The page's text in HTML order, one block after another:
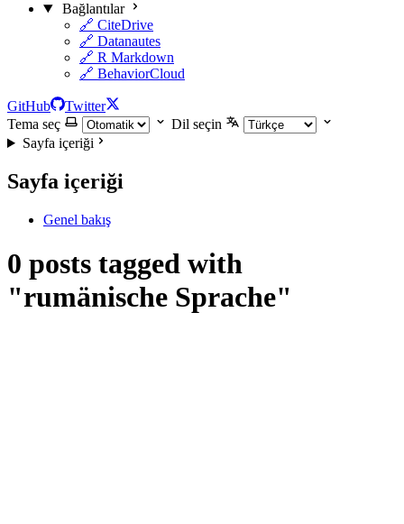
Bağlantılar
🔗 CiteDrive
🔗 Datanautes
🔗 R Markdown
🔗 BehaviorCloud
GitHub
Twitter
Tema seç
Dil seçin
Sayfa içeriği
Sayfa içeriği
Genel bakış
0 posts tagged with
"rumänische Sprache"